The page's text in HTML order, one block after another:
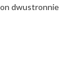
dwustronnie